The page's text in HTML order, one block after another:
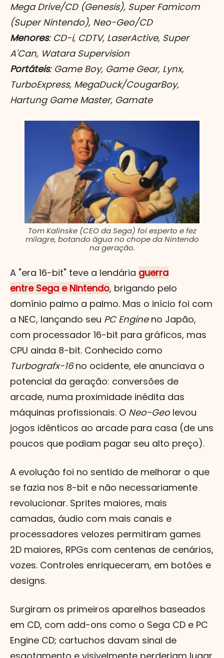
Mega Drive/CD (Genesis), Super Famicom
(Super Nintendo), Neo-Geo/CD
Menores: CD-i, CDTV, LaserActive, Super
A'Can, Watara Supervision
Portáteis: Game Boy, Game Gear, Lynx,
TurboExpress, MegaDuck/CougarBoy,
Hartung Game Master, Gamate
Tom Kalinske (CEO da Sega) foi esperto e fez
milagre, botando água no chope da Nintendo
na geração.
A "era 16-bit" teve a lendária guerra
entre Sega e Nintendo, brigando pelo
domínio palmo a palmo. Mas o início foi com
a NEC, lançando seu PC Engineno Japão,
com processador 16-bit para gráficos, mas
CPU ainda 8-bit. Conhecido como
Turbografx-16no ocidente, ele anunciava o
potencial da geração: conversões de
arcade, numa proximidade inédita das
máquinas profissionais. O Neo-Geolevou
jogos idênticos ao arcade para casa (de uns
poucos que podiam pagar seu alto preço).
A evolução foi no sentido de melhorar o que
se fazia nos 8-bit e não necessariamente
revolucionar. Sprites maiores, mais
camadas, áudio com mais canais e
processadores velozes permitiram games
2D maiores, RPGs com centenas de cenários,
vozes. Controles enriqueceram, em botões e
designs.
Surgiram os primeiros aparelhos baseados
em CD, com add-ons como o Sega CD e PC
Engine CD; cartuchos davam sinal de